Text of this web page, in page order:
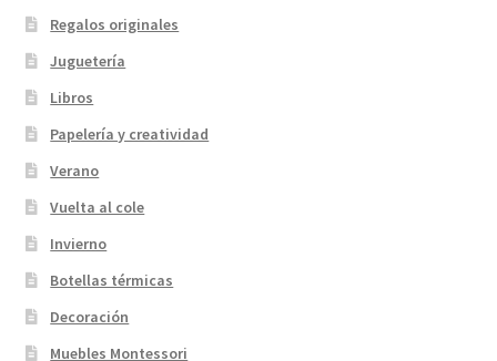
Regalos originales
Juguetería
Libros
Papelería y creatividad
Verano
Vuelta al cole
Invierno
Botellas térmicas
Decoración
Muebles Montessori